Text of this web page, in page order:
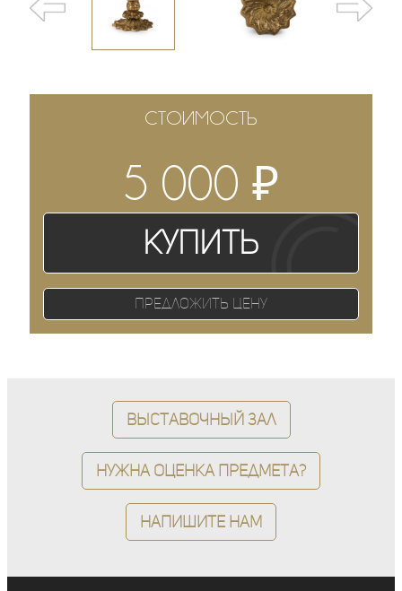
СТОИМОСТЬ
5 000 ₽
Купить
Предложить цену
Выставочный зал
Нужна оценка предмета?
Напишите нам